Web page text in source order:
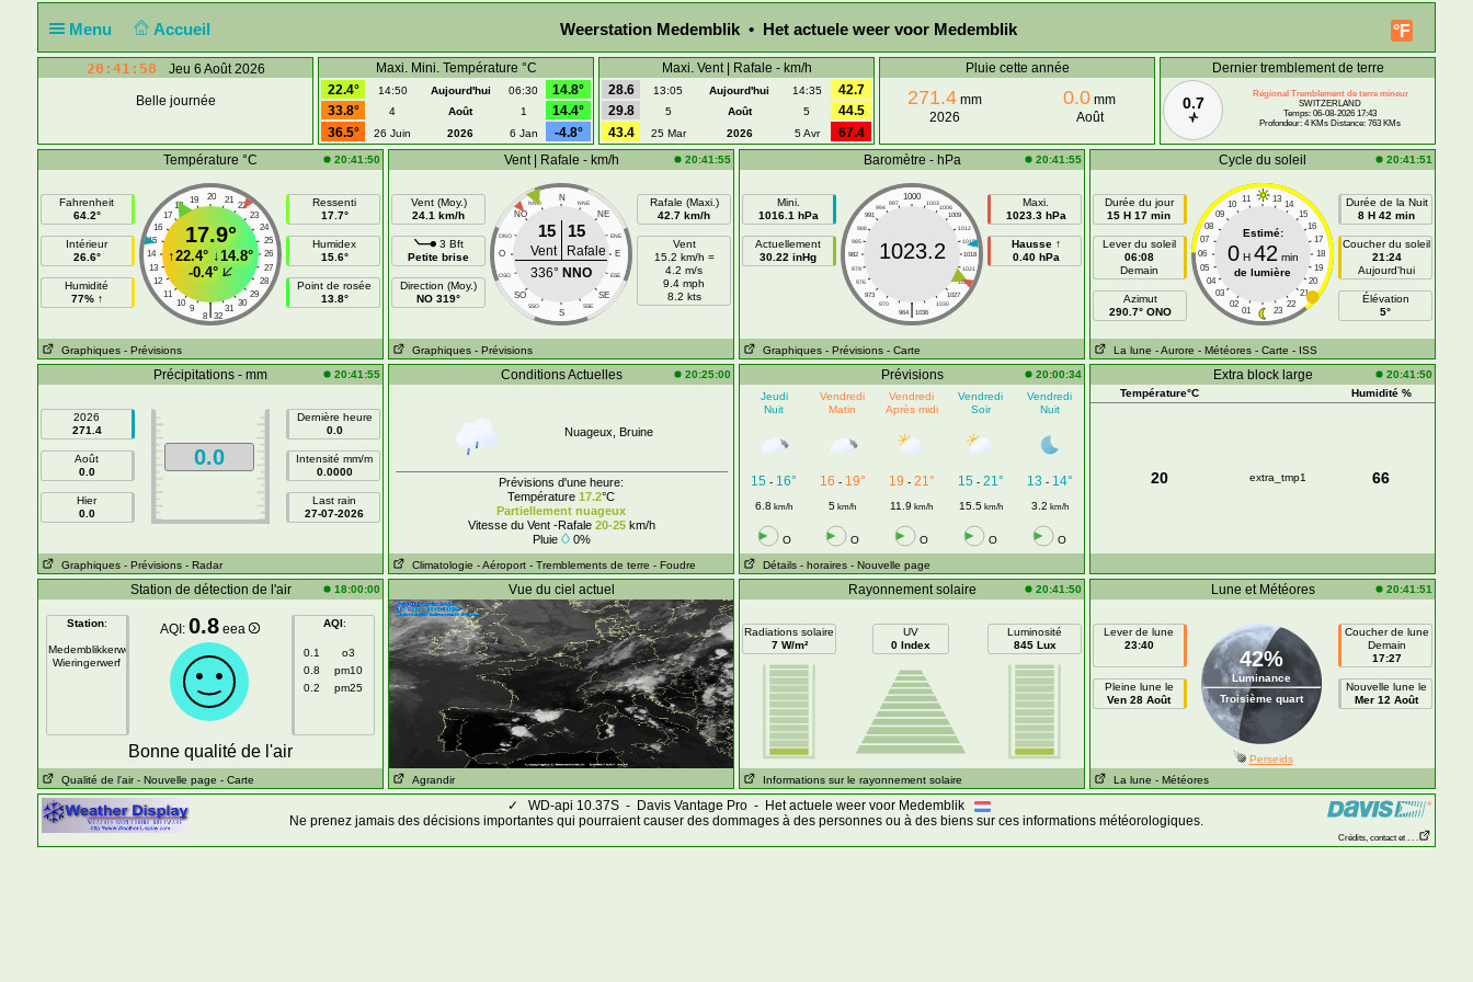
Menu Accueil °F
Weerstation Medemblik • Het actuele weer voor Medemblik
20:41:58 Jeu 6 Août 2026
Belle journée
Maxi. Mini. Température °C
22.4°
14:50 Aujourd'hui 06:30
14.8°
33.8°
4 Août 1
14.4°
36.5°
26 Juin 2026 6 Jan -4.8°
Maxi. Vent | Rafale - km/h
28.6
13:05 Aujourd'hui 14:35
42.7
29.8
5 Août 5
44.5
43.4
25 Mar 2026 5 Avr 67.4
Pluie cette année
271.4 mm
2026
0.0 mm
Août
Dernier tremblement de terre
0.7
Régional Tremblement de terre mineur
SWITZERLAND
Temps: 06-08-2026 17:43
Profondeur: 4 KMs Distance: 763 KMs
Température °C 20:41:50
Fahrenheit
64.2°
Intérieur
26.6°
Humidité
77% ↑
20
19 21
18
22
17
23
16
24
15
25
14
26
13
27
12
28
11
29
10
30
9 31
|
8 32
17.9°
↑22.4° ↓14.8°
-0.4°
Ressenti
17.7°
Humidex
15.6°
Point de rosée
13.8°
Graphiques - Prévisions
Vent | Rafale - km/h 20:41:55
Vent (Moy.)
24.1 km/h
3 Bft
Petite brise
Direction (Moy.)
NO 319°
N
NNO NNE
NO NE
ONO ENE
O E
OSO ESE
SO SE
SSO SSE
S
15 15
Vent
Rafale
336° NNO
Rafale (Maxi.)
42.7 km/h
Vent
15.2 km/h =
4.2 m/s
9.4 mph
8.2 kts
Graphiques - Prévisions
Baromètre - hPa 20:41:55
Mini.
1016.1 hPa
Actuellement
30.22 inHg
1000
997 1003
994
1006
991
1009
988
1012
985
1015
982
1018
979
1021
976
1024
973
1027
970
1030
|
964 1036
1023.2
Maxi.
1023.3 hPa
Hausse ↑
0.40 hPa
Graphiques - Prévisions - Carte
Cycle du soleil 20:41:51
Durée du jour
15 H 17 min
Lever du soleil
06:08
Demain
Azimut
290.7° ONO
11 13
10
14
09
15
08
16
07
17
06
18
05
19
04
20
03
21
02
22
01 23
Estimé:
0H 42 min
de lumière
Durée de la Nuit
8 H 42 min
Coucher du soleil
21:24
Aujourd'hui
Élévation
5°
La lune - Aurore - Météores - Carte - ISS
Précipitations - mm 20:41:55
2026
271.4
Août
0.0
Hier
0.0
0.0
Dernière heure
0.0
Intensité mm/m
0.0000
Last rain
27-07-2026
Graphiques - Prévisions - Radar
Conditions Actuelles 20:25:00
Nuageux, Bruine
Prévisions d'une heure:
Température 17.2°C
Partiellement nuageux
Vitesse du Vent -Rafale 20-25km/h
Pluie
0%
Climatologie - Aéroport - Tremblements de terre - Foudre
Prévisions
20:00:34
Jeudi
Nuit
Vendredi
Matin
Vendredi
Après midi
Vendredi
Soir
Vendredi
Nuit
15 - 16° 16 - 19° 19 - 21° 15- 21° 13 - 14°
6.8 km/h 5 km/h 11.9 km/h 15.5km/h 3.2 km/h
O O O O O
Détails - horaires - Nouvelle page
Extra block large
20:41:50
Température°C
Humidité %
20 extra_tmp1 66
Station de détection de l'air 18:00:00
Station:
Medemblikkerweg
Wieringerwerf
AQI: 0.8 eea AQI:
0.1
o3
0.8
pm10
0.2
pm25
Bonne qualité de l'air
Qualité de l'air - Nouvelle page - Carte
Vue du ciel actuel
Agrandir
Rayonnement solaire 20:41:50
Radiations solaire
7 W/m²
UV
0 Index
Luminosité
845 Lux
Informations sur le rayonnement solaire
Lune et Météores 20:41:51
Lever de lune
23:40
Pleine lune le
Ven 28 Août
42%
Luminance
Troisième quart
Coucher de lune
Demain
17:27
Nouvelle lune le
Mer 12 Août
Perseids
La lune - Météores
✓
WD-api 10.37S - Davis Vantage Pro - Het actuele weer voor Medemblik
Ne prenez jamais des décisions importantes qui pourraient causer des dommages à des personnes ou à des biens sur ces informations météorologiques.
Crédits, contact et . . .